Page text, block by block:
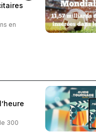
en
300